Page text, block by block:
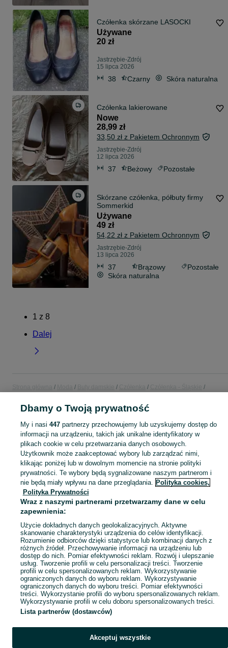
Czółenka skórzane LASOCKI
Używane
20 zł
Jastrzębie-Zdrój
15 lipca 2026
38 Czarny Skóra naturalna
Czółenka lakierowane
Nowe
28,99 zł
33,50 zł z Pakietem Ochronnym
Jastrzębie-Zdrój
12 lipca 2026
37 Beżowy Pozostałe
Skórzane czółenka, półbuty firmy
Sommerkid
Używane
49 zł
54,22 zł z Pakietem Ochronnym
Jastrzębie-Zdrój
13 lipca 2026
37 Brązowy
Pozostałe
Skóra naturalna
1 z 8
Dalej
Strona główna
KATEGORIA
Mapa kategorii
Mapa miejscowości
Mapa ministron
Popularne wyszukiwania
Dbamy o Twoją prywatność
My i nasi 447partnerzy przechowujemy lub uzyskujemy dostęp do
informacji na urządzeniu, takich jak unikalne identyfikatory w
plikach cookie w celu przetwarzania danych osobowych.
Użytkownik może zaakceptować wybory lub zarządzać nimi,
klikając poniżej lub w dowolnym momencie na stronie polityki
prywatności. Te wybory będą sygnalizowane naszym partnerom i
nie będą miały wpływu na dane przeglądania. Polityka cookies,
Polityka Prywatności
Wraz z naszymi partnerami przetwarzamy dane w celu
zapewnienia:
Użycie dokładnych danych geolokalizacyjnych. Aktywne
skanowanie charakterystyki urządzenia do celów identyfikacji.
Rozumienie odbiorców dzięki statystyce lub kombinacji danych z
różnych źródeł. Przechowywanie informacji na urządzeniu lub
dostęp do nich. Pomiar efektywności reklam. Rozwój i ulepszanie
usług. Tworzenie profili w celu personalizacji treści. Tworzenie
profili w celu spersonalizowanych reklam. Wykorzystywanie
ograniczonych danych do wyboru reklam. Wykorzystywanie
ograniczonych danych do wyboru treści. Pomiar efektywności
treści. Wykorzystanie profili do wyboru spersonalizowanych reklam.
Wykorzystywanie profili w celu doboru spersonalizowanych treści.
Lista partnerów (dostawców)
Akceptuj wszystkie